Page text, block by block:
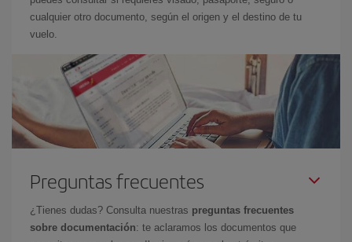
cualquier otro documento, según el origen y el destino de tu
vuelo.
Preguntas frecuentes
¿Tienes dudas? Consulta nuestras preguntas frecuentes
sobre documentación: te aclaramos los documentos que